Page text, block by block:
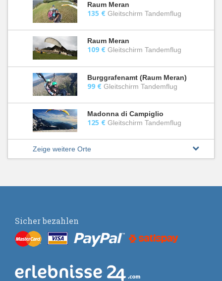
Raum Meran
135 € Gleitschirm Tandemflug
Raum Meran
109 € Gleitschirm Tandemflug
Burggrafenamt (Raum Meran)
99 € Gleitschirm Tandemflug
Madonna di Campiglio
125 € Gleitschirm Tandemflug
Zeige weitere Orte
Sicher bezahlen